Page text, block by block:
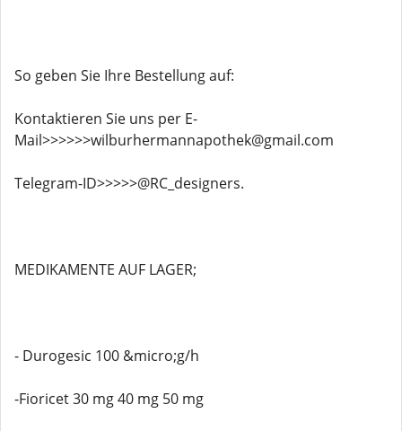
So geben Sie Ihre Bestellung auf:
Kontaktieren Sie uns per E-
Mail>>>>>>wilburhermannapothek@gmail.com
Telegram-ID>>>>>@RC_designers.
MEDIKAMENTE AUF LAGER;
- Durogesic 100 &micro;g/h
-Fioricet 30 mg 40 mg 50 mg